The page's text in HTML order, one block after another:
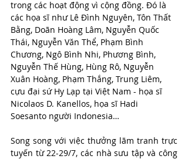
trong các hoạt động vì cộng đồng. Đó là
các họa sĩ như Lê Đình Nguyên, Tôn Thất
Bằng, Doãn Hoàng Lâm, Nguyễn Quốc
Thái, Nguyễn Văn Thể, Phạm Bình
Chương, Ngô Bình Nhi, Phương Bình,
Nguyễn Thế Hùng, Hùng Rô, Nguyễn
Xuân Hoàng, Phạm Thắng, Trung Liêm,
cựu đại sứ Hy Lạp tại Việt Nam - họa sĩ
Nicolaos D. Kanellos, họa sĩ Hadi
Soesanto người Indonesia…
Song song với việc thưởng lãm tranh trực
tuyến từ 22-29/7, các nhà sưu tập và công